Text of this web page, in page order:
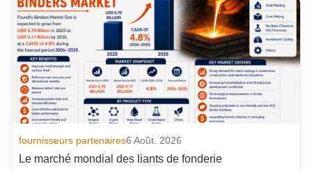
fournisseurs partenaires6 Août. 2026
Le marché mondial des liants de fonderie